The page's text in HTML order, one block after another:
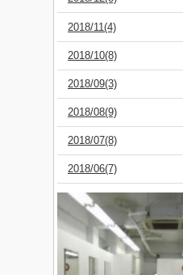
2018/11(4)
2018/10(8)
2018/09(3)
2018/08(9)
2018/07(8)
2018/06(7)